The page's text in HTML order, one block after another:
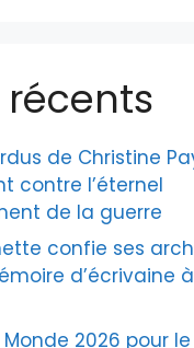
de Christine
contre l’éternel
de la guerre
confie ses
d’écrivaine à
Monde 2026 pour